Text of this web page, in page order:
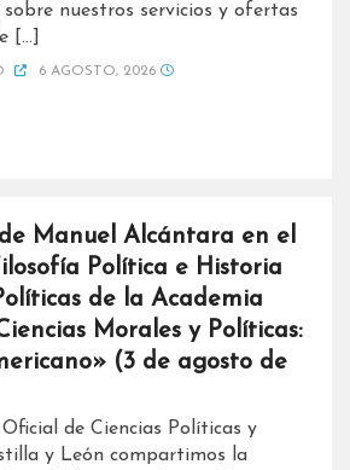
nuestros servicios y ofertas
[…]
6 AGOSTO, 2026
Manuel Alcántara en el
Política e Historia
de la Academia
Morales y Políticas:
(3 de agosto de
Oficial de Ciencias Políticas y
y León compartimos la